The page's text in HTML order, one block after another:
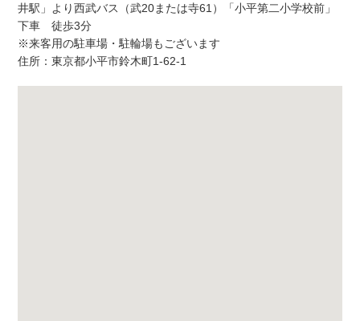
井駅」より西武バス（武20または寺61）「小平第二小学校前」
下車 徒歩3分
※来客用の駐車場・駐輪場もございます
住所：東京都小平市鈴木町1-62-1